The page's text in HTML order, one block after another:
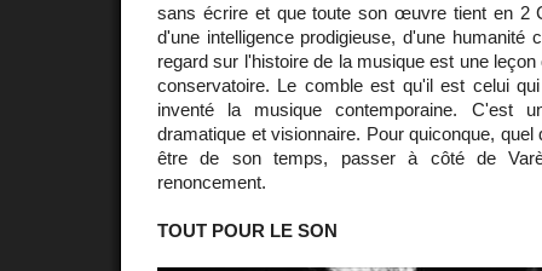
sans écrire et que toute son œuvre tient en 2
d'une intelligence prodigieuse, d'une humanité
regard sur l'histoire de la musique est une
conservatoire. Le comble est qu'il est celui
inventé la musique contemporaine. C'est
dramatique et visionnaire. Pour quiconque,
être de son temps, passer à côté de
renoncement.
TOUT POUR LE SON